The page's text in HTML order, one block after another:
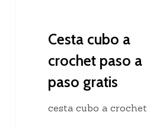
Cesta cubo a
crochet paso a
paso gratis
cesta cubo a crochet